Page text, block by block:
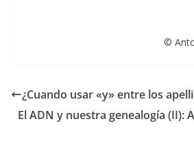
©
¿Cuando usar «y» entre los
El ADN y nuestra genealogía (II):